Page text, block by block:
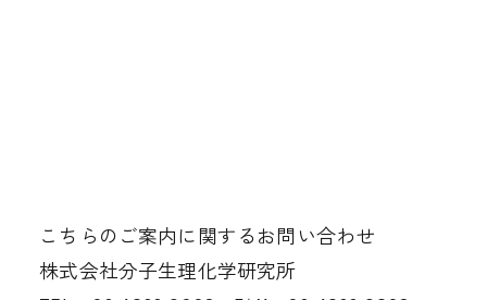
こちらのご案内に関するお問い合わせ
株式会社分子生理化学研究所